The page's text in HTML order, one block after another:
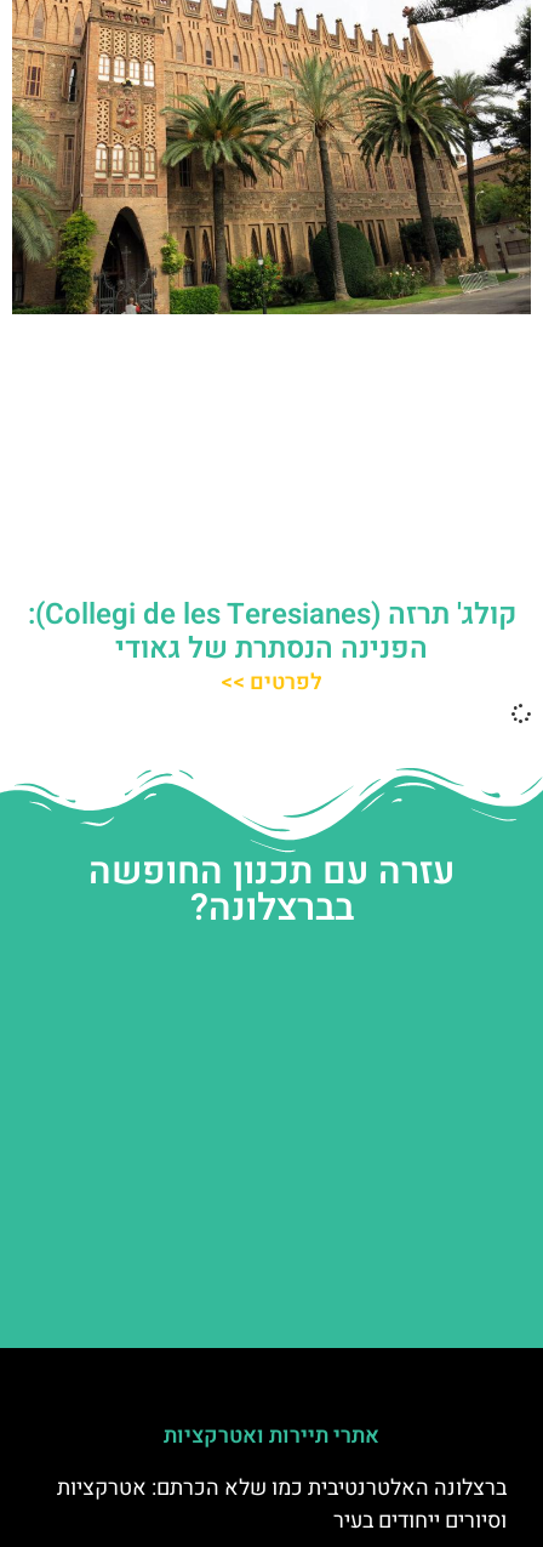
קולג' תרזה (Collegi de les Teresianes):
הפנינה הנסתרת של גאודי
לפרטים >>
עזרה עם תכנון החופשה
בברצלונה?
אתרי תיירות ואטרקציות
ברצלונה האלטרנטיבית כמו שלא הכרתם: אטרקציות
וסיורים ייחודים בעיר